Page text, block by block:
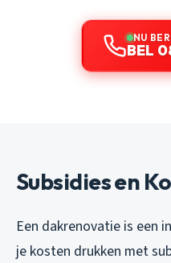
NU
BEL
Subsidies en
Een dakrenovatie is een
je kosten drukken met